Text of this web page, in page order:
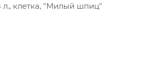
л., клетка, "Милый шпиц"